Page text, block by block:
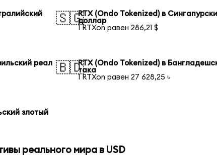
🇸🇬RTX (Ondo Tokenized) в
доллар
1 RTXon равен 286,21 $
реал 🇧🇩RTX (Ondo Tokenized) в
така
1 RTXon равен 27 628,25 ৳
злотый
реального мира в USD